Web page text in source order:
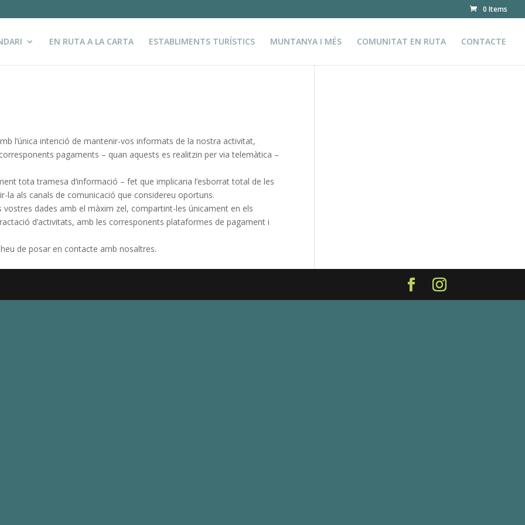
0 Items
EN RUTA A LA CARTA ESTABLIMENTS TURÍSTICS MUNTANYA I MÉS COMUNITAT EN RUTA CONTACTE
l’única intenció de mantenir-vos informats de la nostra activitat,
pagaments – quan aquests es realitzin per via telemàtica –
tota tramesa d’informació – fet que implicaria l’esborrat total de les
la als canals de comunicació que considereu oportuns.
vostres dades amb el màxim zel, compartint-les únicament en els
d’activitats, amb les corresponents plataformes de pagament i
de posar en contacte amb nosaltres.